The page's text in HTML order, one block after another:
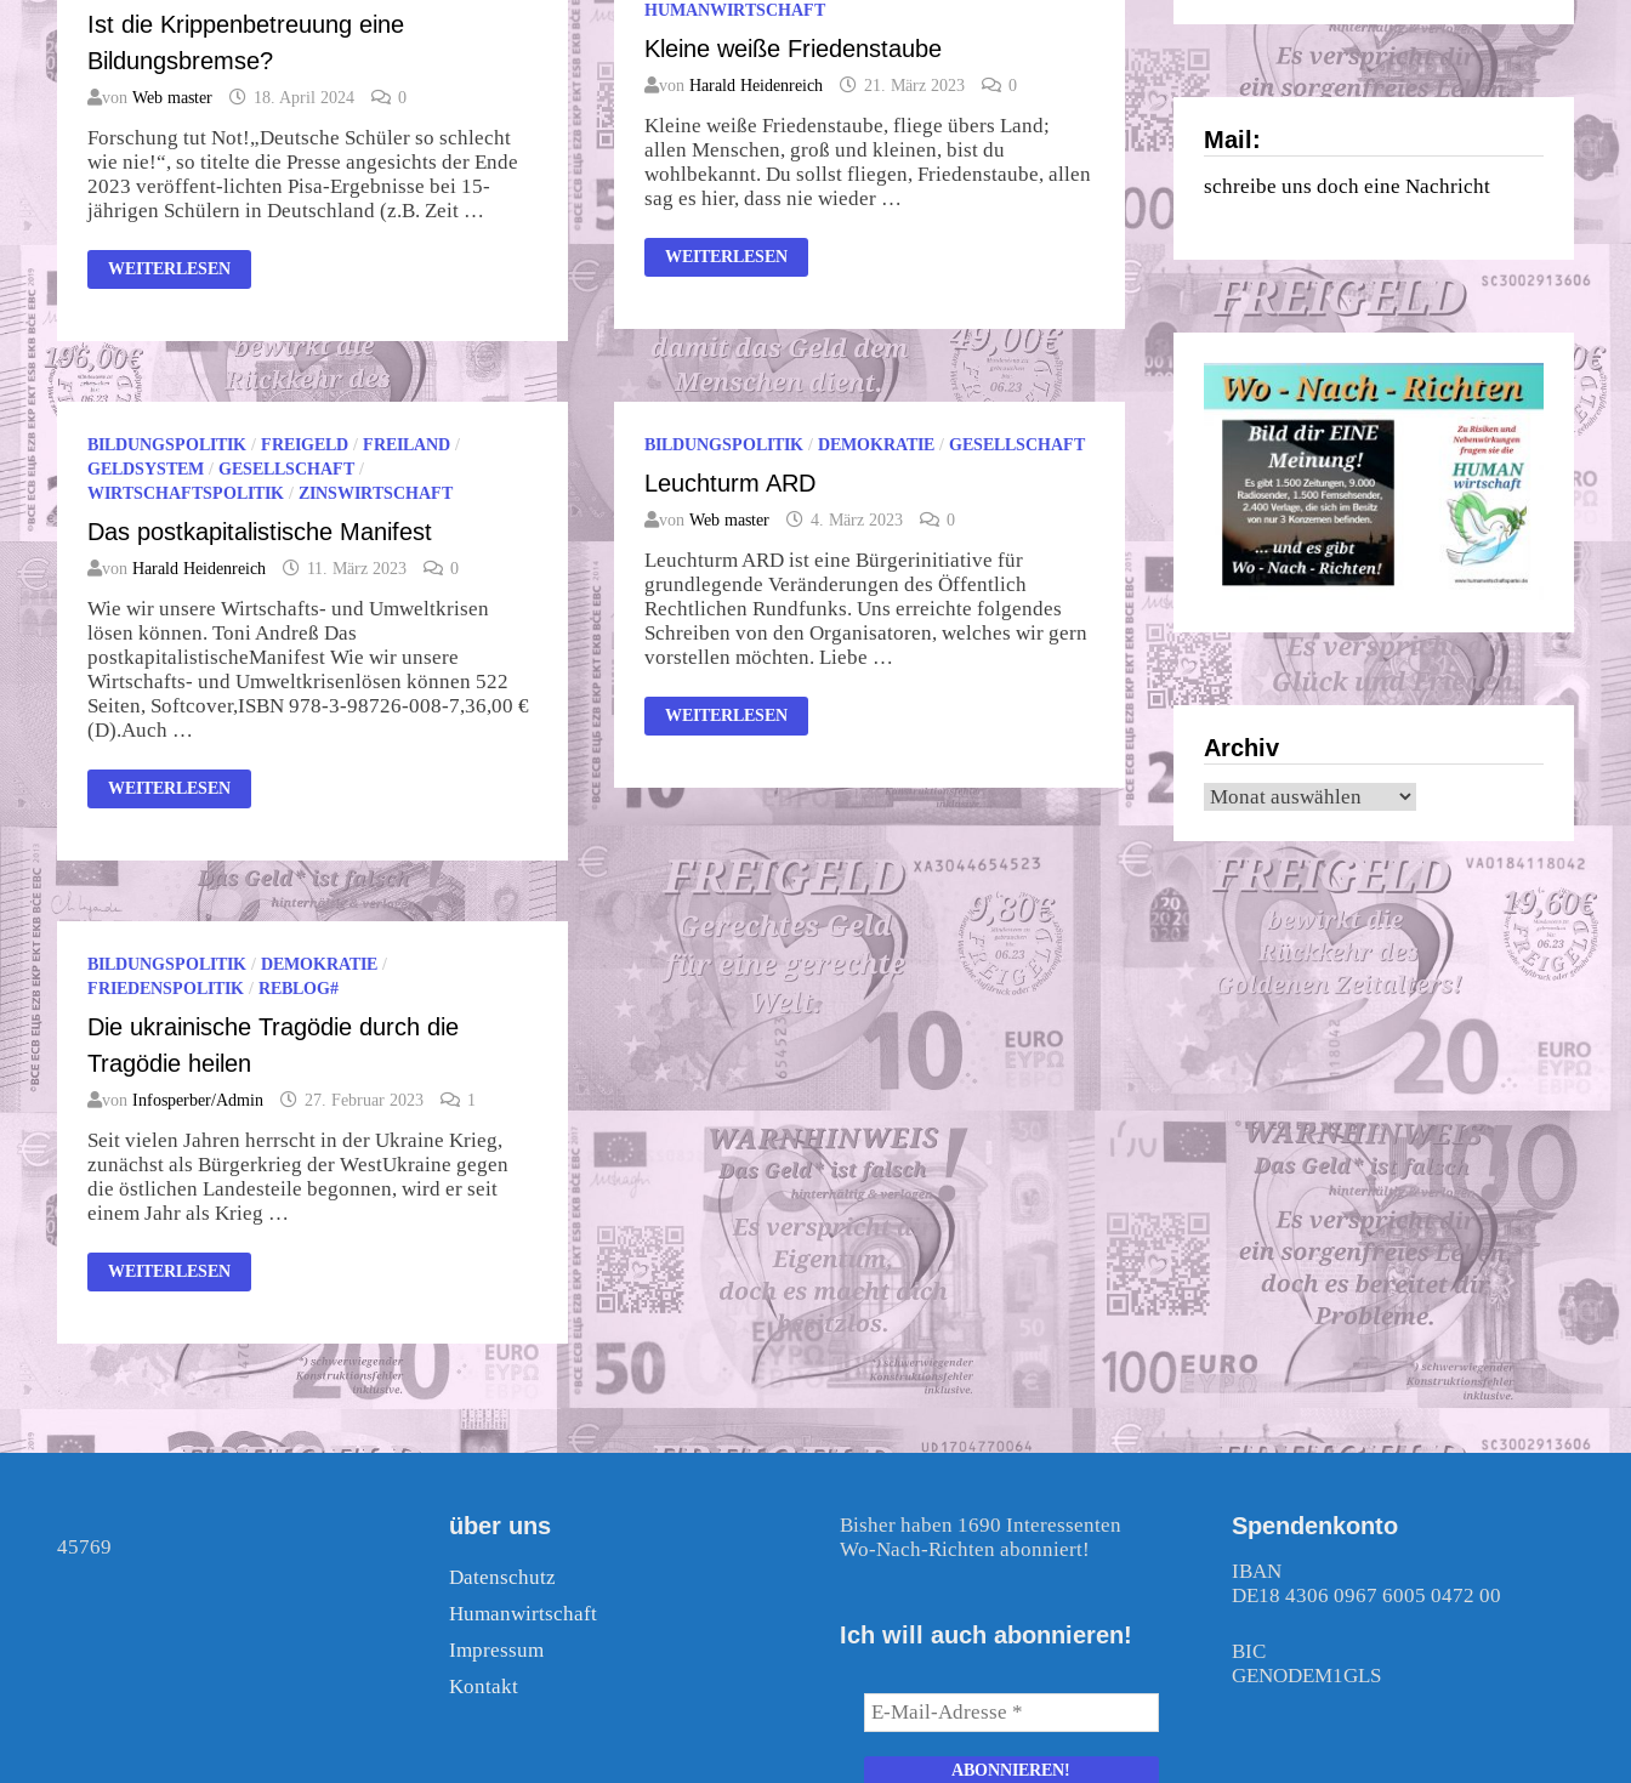
Ist die Krippenbetreuung eine
Bildungsbremse?
von Web master 18. April 2024 0
Forschung tut Not!„Deutsche Schüler so schlecht
wie nie!“, so titelte die Presse angesichts der Ende
2023 veröffent-lichten Pisa-Ergebnisse bei 15-
jährigen Schülern in Deutschland (z.B. Zeit …
IST
DIE
WEITERLESEN
HUMANWIRTSCHAFT
Kleine weiße Friedenstaube
von Harald Heidenreich 21. März 2023 0
Kleine weiße Friedenstaube, fliege übers Land;
allen Menschen, groß und kleinen, bist du
wohlbekannt. Du sollst fliegen, Friedenstaube, allen
sag es hier, dass nie wieder …
KLEINE
WEISSE F
WEITERLESEN
BILDUNGSPOLITIK / FREIGELD / FREILAND /
GELDSYSTEM / GESELLSCHAFT/
WIRTSCHAFTSPOLITIK / ZINSWIRTSCHAFT
Das postkapitalistische Manifest
von Harald Heidenreich 11. März 2023 0
Wie wir unsere Wirtschafts- und Umweltkrisen
lösen können. Toni Andreß Das
postkapitalistischeManifest Wie wir unsere
Wirtschafts- und Umweltkrisenlösen können 522
Seiten, Softcover,ISBN 978-3-98726-008-7,36,00 €
(D).Auch …
DAS
POSTKAPITALISTISCHE
WEITERLESEN
BILDUNGSPOLITIK/ DEMOKRATIE/ GESELLSCHAFT
Leuchturm ARD
von Web master 4. März 2023 0
Leuchturm ARD ist eine Bürgerinitiative für
grundlegende Veränderungen des Öffentlich
Rechtlichen Rundfunks. Uns erreichte folgendes
Schreiben von den Organisatoren, welches wir gern
vorstellen möchten. Liebe …
LEUCHTURM
ARD
WEITERLESEN
BILDUNGSPOLITIK / DEMOKRATIE /
FRIEDENSPOLITIK / REBLOG#
Die ukrainische Tragödie durch die
Tragödie heilen
von Infosperber/Admin 27. Februar 2023 1
Seit vielen Jahren herrscht in der Ukraine Krieg,
zunächst als Bürgerkrieg der WestUkraine gegen
die östlichen Landesteile begonnen, wird er seit
einem Jahr als Krieg …
DIE
UKRAINISCHE
TRAGÖDIE
HEILEN
WEITERLESEN
Mail:
schreibe uns doch eine Nachricht
Archiv
Archiv
45769
über uns
Datenschutz
Humanwirtschaft
Impressum
Kontakt
Bisher haben 1690 Interessenten
Wo-Nach-Richten abonniert!
Ich will auch abonnieren!
Spendenkonto
IBAN
DE18 4306 0967 6005 0472 00
BIC
GENODEM1GLS